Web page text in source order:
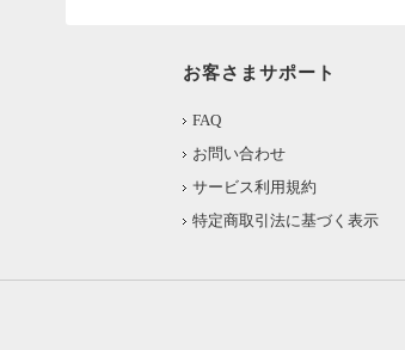
お客さまサポート
FAQ
お問い合わせ
サービス利用規約
特定商取引法に基づく表示